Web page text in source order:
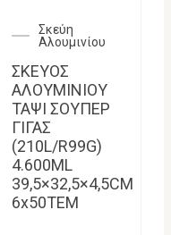
Σκεύη
Αλουμινίου
ΣΚΕΥΟΣ
ΑΛΟΥΜΙΝΙΟΥ
ΤΑΨΙ ΣΟΥΠΕΡ
ΓΙΓΑΣ
(210L/R99G)
4.600ML
39,5×32,5×4,5CM
6x50TEM